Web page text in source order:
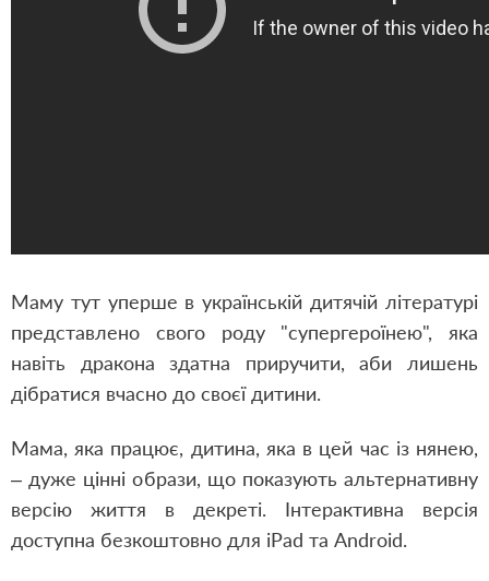
Маму тут уперше в українській дитячій літературі
представлено свого роду "супергероїнею", яка
навіть дракона здатна приручити, аби лишень
дібратися вчасно до своєї дитини.
Мама, яка працює, дитина, яка в цей час із нянею,
– дуже цінні образи, що показують альтернативну
версію життя в декреті. Інтерактивна версія
доступна безкоштовно для iPad та Android.